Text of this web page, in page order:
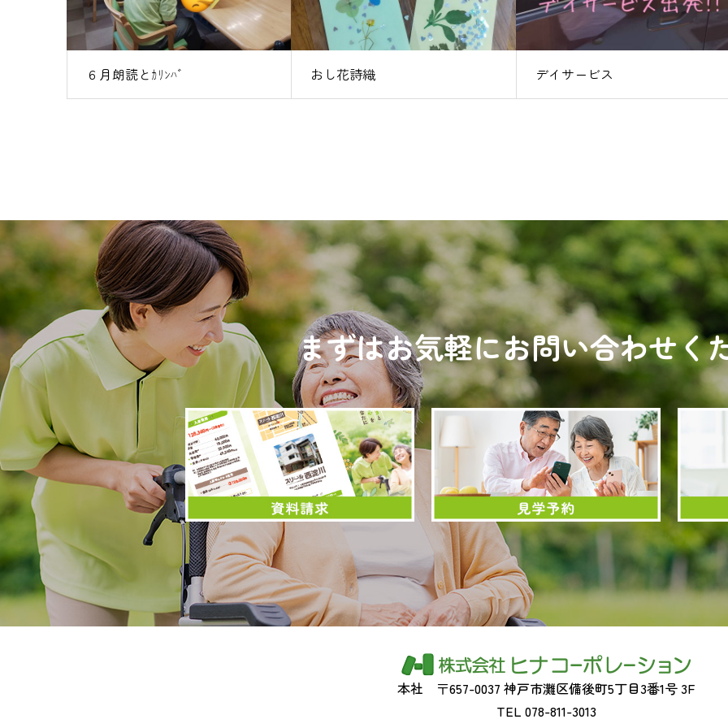
６月朗読とｶﾘﾝﾊﾞ おし花詩織 デイサービス
まずはお気軽にお問い合わせく
本社 〒657-0037 神戸市灘区備後町5丁目3番1号 3F
TEL 078-811-3013